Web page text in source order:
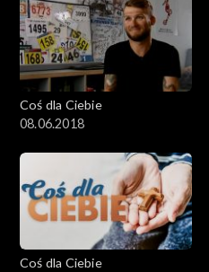
Coś dla Ciebie
08.06.2018
Coś dla Ciebie